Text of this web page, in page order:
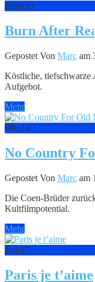
März30
Burn After
Gepostet Von Marc am
Köstliche, tiefschwarze
Aufgebot.
Mehr
Okt.14
No Country
Gepostet Von Marc am
Die Coen-Brüder
Kultfilmpotential.
Mehr
Juni17
Paris je t’aime